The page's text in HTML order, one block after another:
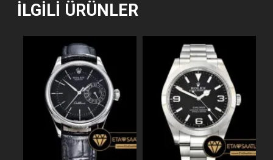
İLGILI ÜRÜNLER